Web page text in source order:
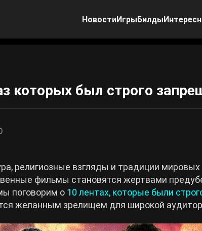
НовостиИгрыБилды
которых был строго
религиозные взгляды и традиции мировых
фильмы становятся жертвами
поговорим о 10 лентах, которые были
желанным зрелищем для широкой